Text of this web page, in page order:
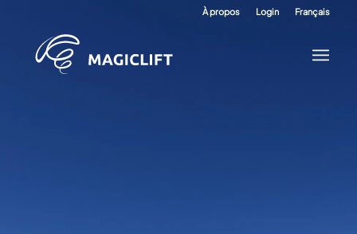
À propos Login Français